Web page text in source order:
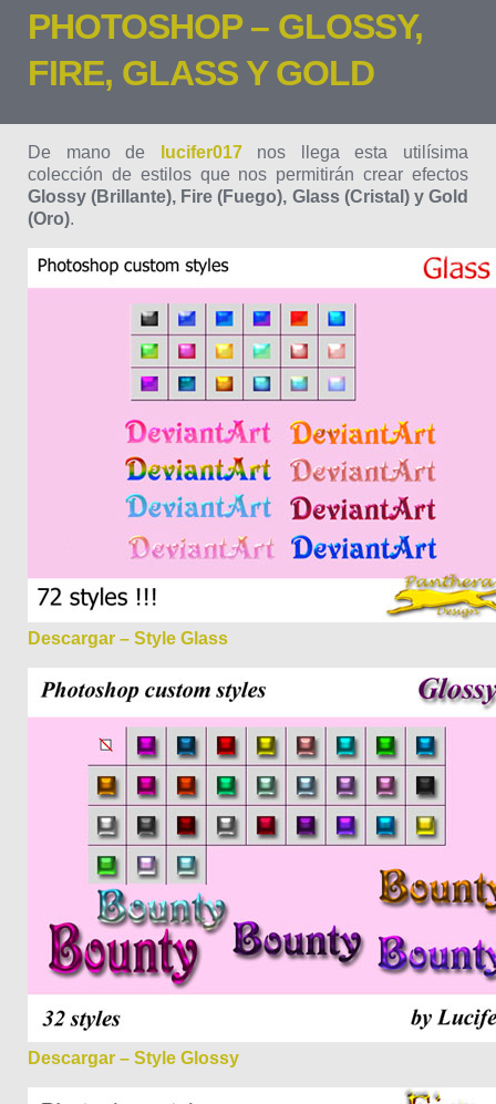
PHOTOSHOP – GLOSSY,
FIRE, GLASS Y GOLD
De mano de lucifer017nos llega esta utilísima
colección de estilos que nos permitirán crear efectos
Glossy (Brillante), Fire (Fuego), Glass (Cristal) y Gold
(Oro).
Descargar – Style Glass
Descargar – Style Glossy